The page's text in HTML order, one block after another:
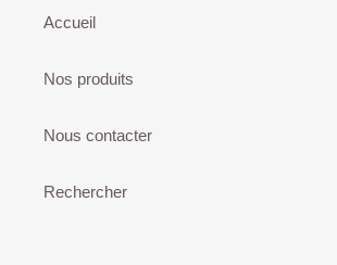
Accueil
Nos produits
Nous contacter
Rechercher